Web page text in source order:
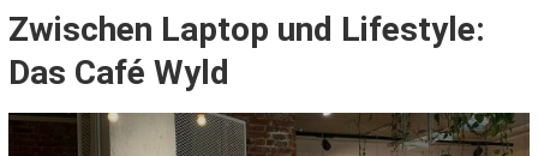
Zwischen Laptop und Lifestyle:
Das Café Wyld